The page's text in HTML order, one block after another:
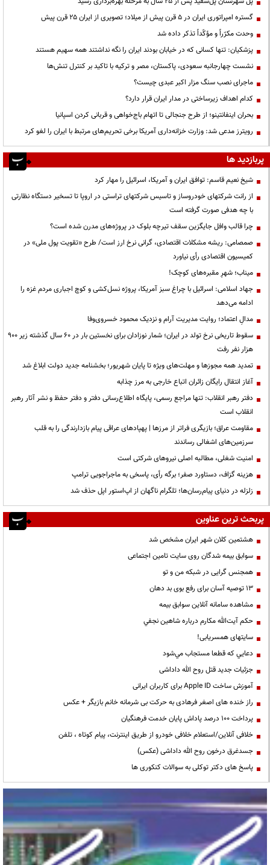
گستره امپراتوری ایران در ۵ قرن پیش از میلاد؛ تصویری از ایران ۲۵ قرن پیش
وحدت مکرّراً و مؤکّداً تذکر داده شد
پزشکیان: تنها کسانی که در خیابان بودند ایران را نگه نداشتند همه سهیم هستند
نشست چهارجانبه سعودی، پاکستان، مصر و ترکیه با تاکید بر کنترل تنش‌ها
ماجرای نصب سنگ مزار اکبر عبدی چیست؟
کدام اهداف زیرساختی در مدار ایران قرار دارد؟
بحران اینفانتینو؛ از طرح جنجالی تا اتهام باج‌خواهی و قربانی کردن اسپانیا
رویترز مدعی شد: وزارت خزانه‌داری آمریکا برخی تحریم‌های مرتبط با ایران را لغو کرد
پربازدید ها
شیخ نعیم قاسم: توافق ایران و آمریکا، اسرائیل را مهار کرد
از رانت‌ شرکتهای خودروساز و تاسیس شرکتهای تراستی در اروپا تا تسخیر دستگاه نظارتی
با چه هدفی صورت گرفته است
چرا قالب وافل جایگزین سقف تیرچه بلوک در پروژه‌های مدرن شده است؟
صمصامی: ریشه مشکلات اقتصادی، گرانی نرخ ارز است/ طرح «تقویت پول ملی» در
کمیسیون اقتصادی رأی نیاورد
میناب؛ شهرِ مقبره‌های کوچک!
جهاد اسلامی: اسرائیل با چراغ سبز آمریکا، پروژه نسل‌کشی و کوچ اجباری مردم غزه را
ادامه می‌دهد
مدالِ اعتماد؛ روایت مدیریت آرام و نزدیک محمود خسروی‌وفا
سقوط تاریخی نرخ تولد در ایران؛ شمار نوزادان برای نخستین بار در ۶۰ سال گذشته زیر ۹۰۰
هزار نفر رفت
تمدید همه مجوزها و مهلت‌های ویژه تا پایان شهریور؛ بخشنامه جدید دولت ابلاغ شد
آغاز انتقال رایگان زائران اتباع خارجی به مرز چذابه
دفتر رهبر انقلاب: تنها مراجع رسمی، پایگاه اطلاع‌رسانی دفتر و دفتر حفظ و نشر آثار رهبر
انقلاب است
مقاومت عراق؛ بازیگری فراتر از مرزها | پهپادهای عراقی پیام بازدارندگی را به قلب
سرزمین‌های اشغالی رساندند
‌امنیت شغلی، مطالبه اصلی نیروهای شرکتی است
هزینه گزاف، دستاورد صفر؛ برگه رأی، پاسخی به ماجراجویی ترامپ
زلزله در دنیای پیام‌رسان‌ها؛ تلگرام ناگهان از اپ‌استور اپل حذف شد
پربحث ترین عناوین
هشتمین کلان شهر ایران مشخص شد
سوابق بیمه شدگان روی سایت تامین اجتماعی
همجنس گرایی در شبکه من و تو
13 توصیه آسان برای رفع بوی بد دهان
مشاهده سامانه آنلاين سوابق بیمه
حكم آيت‌الله مكارم درباره شاهين نجفي
سایتهای همسریابی!
دعايي كه قطعا مستجاب مي‌شود
جزئیات جدید قتل روح الله داداشی
آموزش ساخت Apple ID برای کاربران ایرانی
راز خنده های اصغر فرهادی به حرکت بی شرمانه خانم بازیگر + عکس
پرداخت ۱۰۰ درصد پاداش پایان خدمت فرهنگیان
خلافی آنلاین/استعلام خلافی خودرو از طریق اینترنت، پیام کوتاه ، تلفن
جسدغرق درخون روح الله داداشی (عکس)
پاسخ های دکتر توکلی به سوالات کنکوری ها